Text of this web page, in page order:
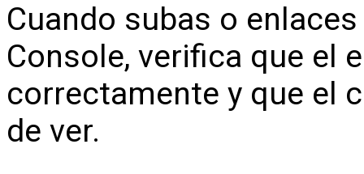
Cuando subas o
Console, verifica que el
correctamente y que el
de ver.